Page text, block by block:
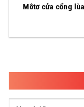
Môtơ cửa cổng